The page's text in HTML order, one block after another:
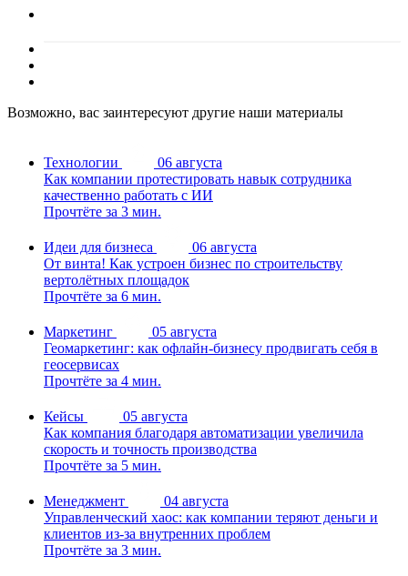
Возможно, вас заинтересуют другие наши материалы
Технологии
06 августа
Как компании протестировать навык сотрудника
качественно работать с ИИ
Прочтёте за 3 мин.
Идеи для бизнеса
06 августа
От винта! Как устроен бизнес по строительству
вертолётных площадок
Прочтёте за 6 мин.
Маркетинг
05 августа
Геомаркетинг: как офлайн-бизнесу продвигать себя в
геосервисах
Прочтёте за 4 мин.
Кейсы
05 августа
Как компания благодаря автоматизации увеличила
скорость и точность производства
Прочтёте за 5 мин.
Менеджмент
04 августа
Управленческий хаос: как компании теряют деньги и
клиентов из-за внутренних проблем
Прочтёте за 3 мин.